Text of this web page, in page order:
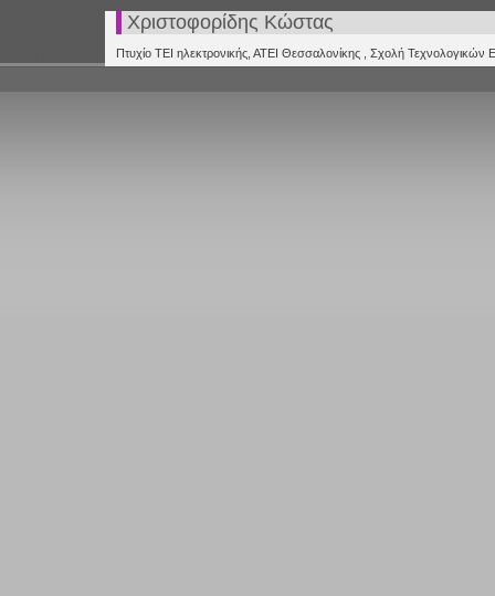
Χριστοφορίδης Κώστας
Πτυχίο ΤΕΙ ηλεκτρονικής, ΑΤΕΙ Θεσσαλονίκης , Σχολή